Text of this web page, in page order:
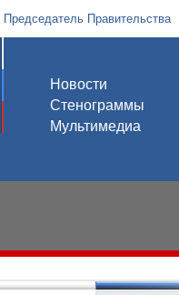
Председатель Правительства
Новости
Стенограммы
Мультимедиа